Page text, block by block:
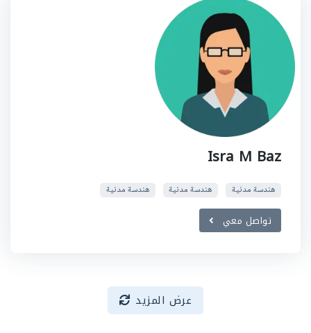
Isra M Baz
هندسة مدنية هندسة مدنية هندسة مدنية
تواصل معي
عرض المزيد